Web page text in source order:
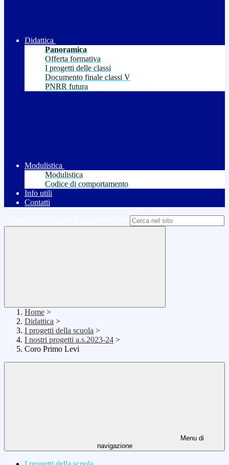
Didattica
Panoramica
Offerta formativa
I progetti delle classi
Documento finale classi V
PNRR futura
Modulistica
Modulistica
Codice di comportamento
Info utili
Contatti
Home >
Didattica >
I progetti della scuola >
I nostri progetti a.s.2023-24 >
Coro Primo Levi
Menu di
navigazione